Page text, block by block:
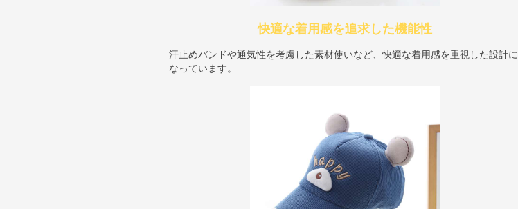
快適な着用感を追求した機能性
汗止めバンドや通気性を考慮した素材使いなど、快適な着用感を重視した設計に
なっています。